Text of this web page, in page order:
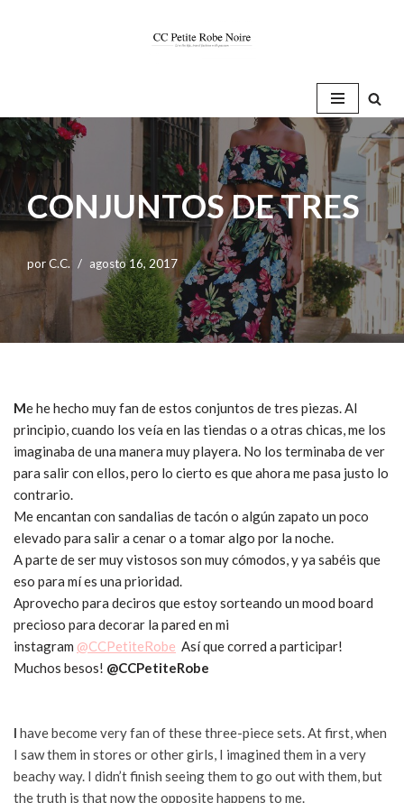
CONJUNTOS DE TRES
porC.C. agosto 16, 2017
Me he hecho muy fan de estos conjuntos de tres piezas. Al
principio, cuando los veía en las tiendas o a otras chicas, me los
imaginaba de una manera muy playera. No los terminaba de ver
para salir con ellos, pero lo cierto es que ahora me pasa justo lo
contrario.
Me encantan con sandalias de tacón o algún zapato un poco
elevado para salir a cenar o a tomar algo por la noche.
A parte de ser muy vistosos son muy cómodos, y ya sabéis que
eso para mí es una prioridad.
Aprovecho para deciros que estoy sorteando un mood board
precioso para decorar la pared en mi
instagram @CCPetiteRobe Así que corred a participar!
Muchos besos! @CCPetiteRobe
I have become very fan of these three-piece sets. At first, when
I saw them in stores or other girls, I imagined them in a very
beachy way. I didn’t finish seeing them to go out with them, but
the truth is that now the opposite happens to me.